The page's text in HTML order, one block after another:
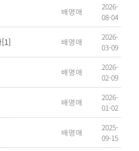
배명애
2026-
08-04
[1] 배명애
2026-
03-09
배명애
2026-
02-09
배명애
2026-
01-02
배명애
2025-
09-15